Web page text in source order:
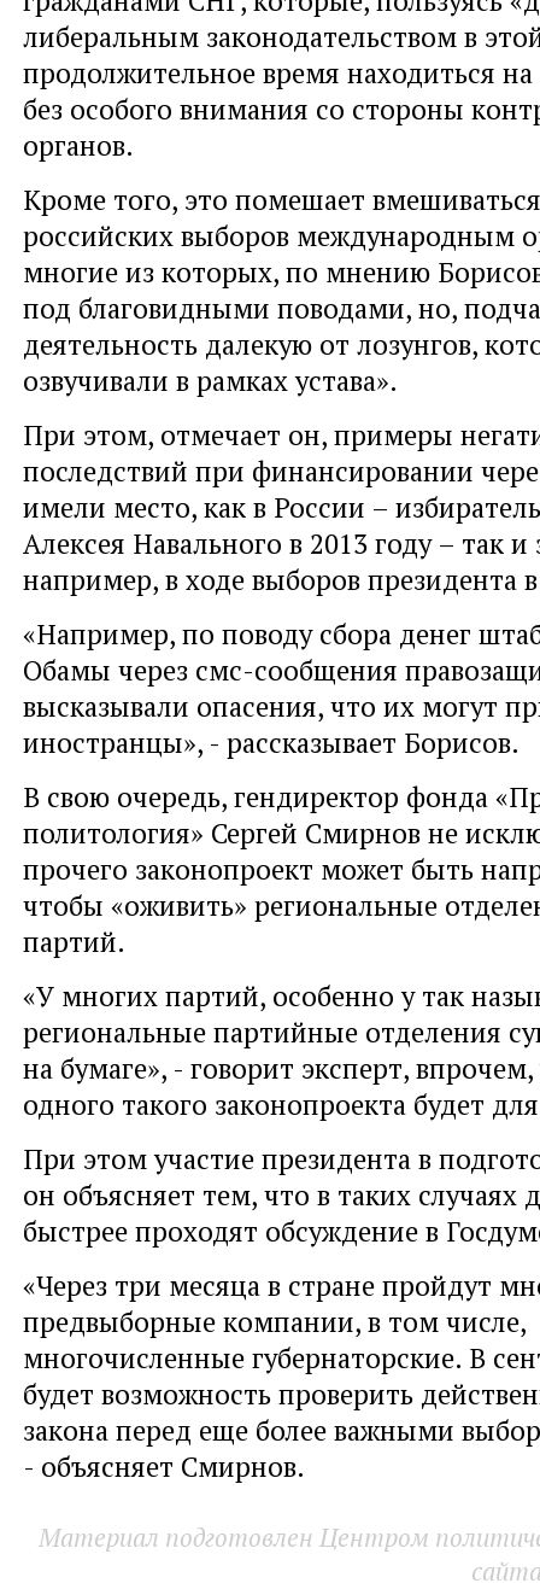
либеральным законодательством в
продолжительное время находиться
без особого внимания со стороны
органов.
Кроме того, это помешает
российских выборов международным
многие из которых, по мнению
под благовидными поводами, но,
деятельность далекую от лозунгов,
озвучивали в рамках устава».
При этом, отмечает он, примеры
последствий при финансировании
имели место, как в России –
Алексея Навального в 2013 году – так
например, в ходе выборов президента
«Например, по поводу сбора денег
Обамы через смс-сообщения
высказывали опасения, что их могут
иностранцы», - рассказывает Борисов.
В свою очередь, гендиректор фонда
политология» Сергей Смирнов не
прочего законопроект может быть
чтобы «оживить» региональные
партий.
«У многих партий, особенно у так
региональные партийные отделения
на бумаге», - говорит эксперт,
одного такого законопроекта будет
При этом участие президента в
он объясняет тем, что в таких случаях
быстрее проходят обсуждение в
«Через три месяца в стране пройдут
предвыборные компании, в том числе,
многочисленные губернаторские. В
будет возможность проверить
закона перед еще более важными
- объясняет Смирнов.
Материал подготовлен Центром